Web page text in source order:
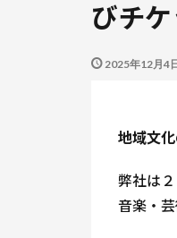
びチ
2025年12月4
地域文
弊社は
音楽・